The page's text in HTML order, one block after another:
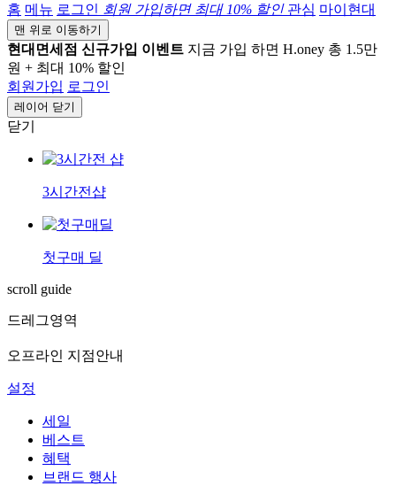
홈 메뉴 로그인 회원 가입하면 최대 10% 할인 관심 마이현대
맨 위로 이동하기
현대면세점 신규가입 이벤트 지금 가입 하면 H.oney 총 1.5만
원 + 최대 10% 할인
회원가입 로그인
레이어 닫기
닫기
3시간전샵
첫구매 딜
scroll guide
드레그영역
오프라인 지점안내
설정
세일
베스트
혜택
브랜드 행사